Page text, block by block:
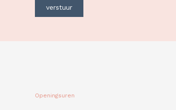
verstuur
Openingsuren